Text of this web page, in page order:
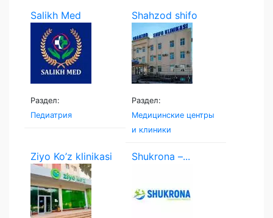
Salikh Med
Раздел:
Педиатрия
Shahzod shifo
klinikasi
Раздел:
Медицинские центры
и клиники
Ziyo Ko’z klinikasi Shukrona –...